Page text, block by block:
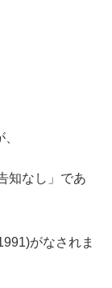
知なし」であ
がなされま